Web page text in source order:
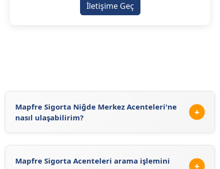
İletişime Geç
Mapfre Sigorta Niğde Merkez Acenteleri'ne
nasıl ulaşabilirim?
+
https://sigortaciplus.com/mapfre-sigorta-
acenteleri/nigde/merkezadresinden ulaşabilirsiniz.
Mapfre Sigorta Acenteleri arama işlemini
+